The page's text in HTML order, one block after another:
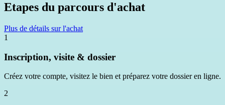
Etapes du parcours d'achat
Plus de détails sur l'achat
1
Inscription, visite & dossier
Créez votre compte, visitez le bien et préparez votre dossier en ligne.
2